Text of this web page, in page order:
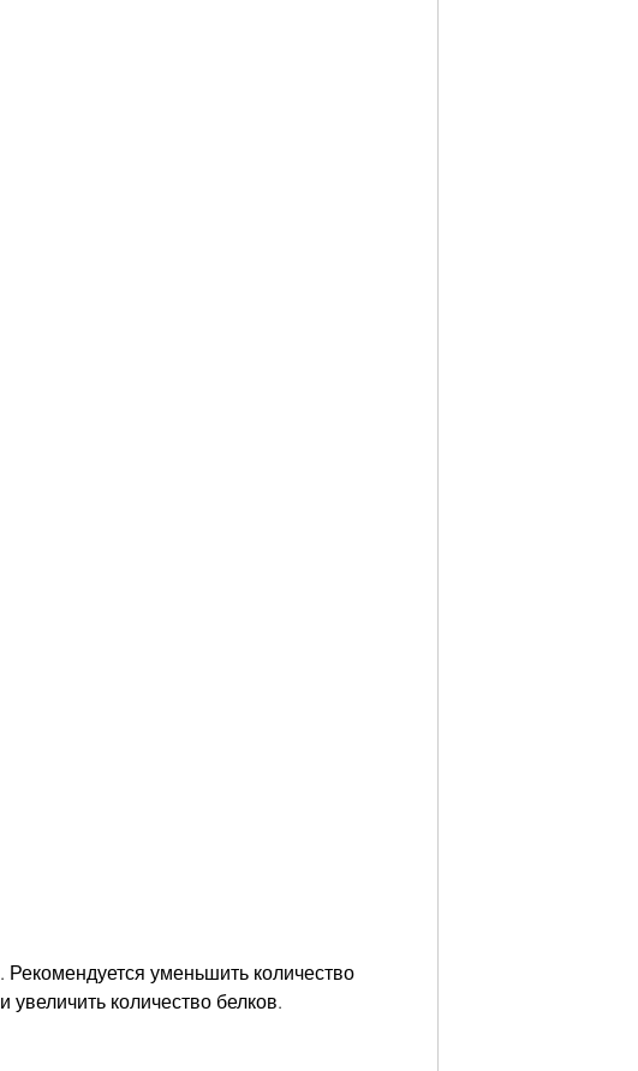
количество белков.